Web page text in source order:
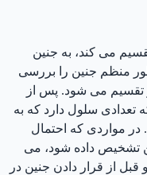
می کند، به جنین
منظم جنین را بررسی
تقسیم می شود. پس از
تعدادی سلول دارد که به
در مواردی که احتمال
تشخیص داده شود، می
از قرار دادن جنین در